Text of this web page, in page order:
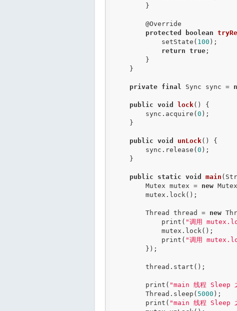
@Override
protected
boolean
            setState(
100 );
return true;
private final Sync sync =
public void lock() {
        sync.acquire(
0 );
public void unLock() {
        sync.release(
0 );
public static void main
        Mutex mutex =
new
        Thread thread =
new
            print(
"调用
            print(
"调用
        print(
"main 线程 Sleep
        Thread.sleep(
5000 );
        print(
"main 线程 Sleep